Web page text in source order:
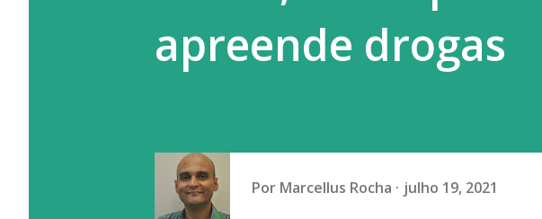
apreende drogas
Por Marcellus Rocha julho 19, 2021